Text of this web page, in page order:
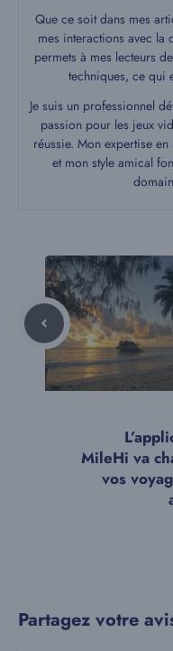
Que ce soit dans mes
mes interactions avec la
permets à mes lecteurs
techniques, ce qui
Je suis un professionnel
passion pour les jeux
réussie. Mon expertise
et mon style amical
MileHi va
vos
Partagez votre